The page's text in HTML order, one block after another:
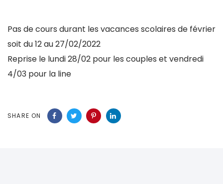
Pas de cours durant les vacances scolaires de février
soit du 12 au 27/02/2022
Reprise le lundi 28/02 pour les couples et vendredi
4/03 pour la line
SHARE ON